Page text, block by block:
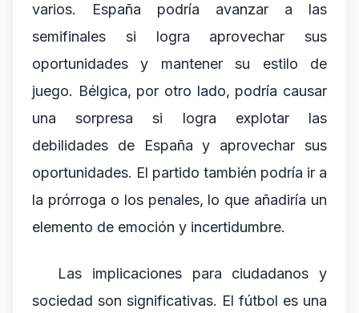
varios. España podría avanzar a las
semifinales si logra aprovechar sus
oportunidades y mantener su estilo de
juego. Bélgica, por otro lado, podría causar
una sorpresa si logra explotar las
debilidades de España y aprovechar sus
oportunidades. El partido también podría ir a
la prórroga o los penales, lo que añadiría un
elemento de emoción y incertidumbre.
Las implicaciones para ciudadanos y
sociedad son significativas. El fútbol es una